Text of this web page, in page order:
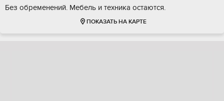
Без обременений. Мебель и техника остаются.
ПОКАЗАТЬ НА КАРТЕ